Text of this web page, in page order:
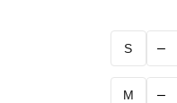
S –
M –